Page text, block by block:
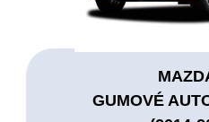
GUMOVÉ